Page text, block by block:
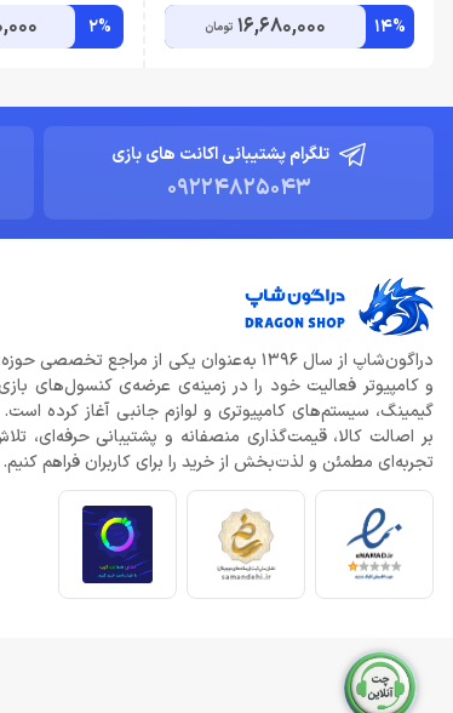
14%
16,680,000 تومان 2%
تلگرام پشتیبانی اکانت های بازی
09224825043
دراگون‌شاپ از سال 1396 به‌عنوان یکی از مراجع
و کامپیوتر فعالیت خود را در زمینه‌ی عرضه‌ی کنسول‌های
گیمینگ، سیستم‌های کامپیوتری و لوازم جانبی آغاز کرده است.
بر اصالت کالا، قیمت‌گذاری منصفانه و پشتیبانی حرفه‌ای،
تجربه‌ای مطمئن و لذت‌بخش از خرید را برای کاربران فراهم کنیم.